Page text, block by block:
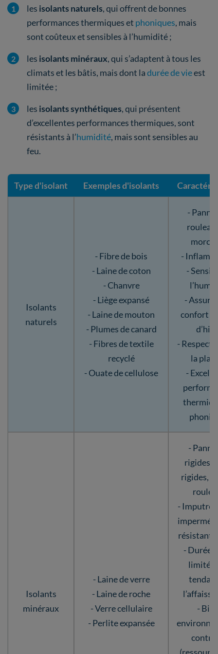
les isolants naturels, qui offrent de bonnes
performances thermiques et phoniques, mais
sont coûteux et sensibles à l’humidité ;
les isolants minéraux, qui s’adaptent à tous les
climats et les bâtis, mais dont ladurée de vieest
limitée ;
les isolants synthétiques, qui présentent
d’excellentes performances thermiques, sont
résistants à l’humidité, mais sont sensibles au
feu.
Type d'isolant Exemples d'isolants
Isolants
naturels
- Fibre de bois
- Laine de coton
- Chanvre
- Liège expansé
- Laine de mouton
- Plumes de canard
- Fibres de textile
recyclé
- Ouate de cellulose
-
-
-
-
confort
-
la
-
Isolants
minéraux
- Laine de verre
- Laine de roche
- Verre cellulaire
- Perlite expansée
-
rigides,
rigides,
-
résistants
- Durée
limitée,
-